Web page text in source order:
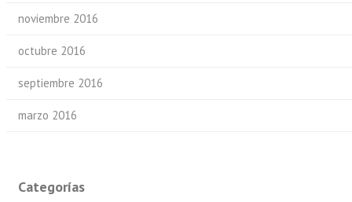
noviembre 2016
octubre 2016
septiembre 2016
marzo 2016
Categorías